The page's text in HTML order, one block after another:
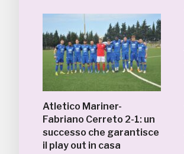
Atletico Mariner-
Fabriano Cerreto 2-1: un
successo che garantisce
il play out in casa